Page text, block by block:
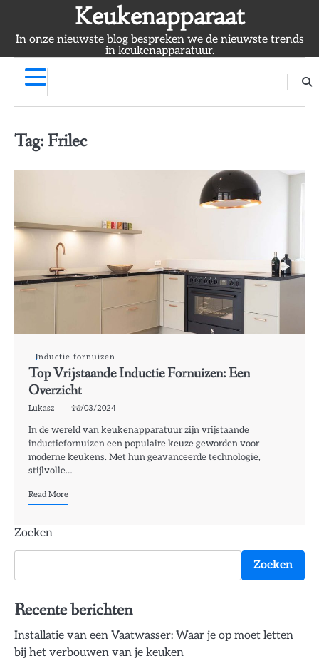
content
Keukenapparaat
In onze nieuwste blog bespreken we de nieuwste trends
in keukenapparatuur.
Tag: Frilec
Inductie fornuizen
Top Vrijstaande Inductie Fornuizen: Een
Overzicht
Lukasz 16/03/2024
In de wereld van keukenapparatuur zijn vrijstaande
inductiefornuizen een populaire keuze geworden voor
moderne keukens. Met hun geavanceerde technologie,
stijlvolle…
Read More
Zoeken
Zoeken
Recente berichten
Installatie van een Vaatwasser: Waar je op moet letten
bij het verbouwen van je keuken